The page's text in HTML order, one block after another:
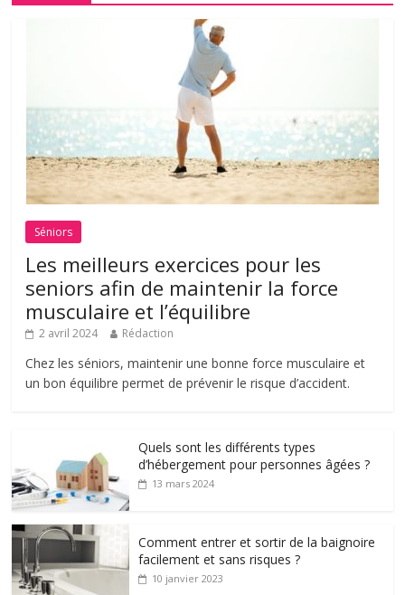
Séniors
Les meilleurs exercices pour les
seniors afin de maintenir la force
musculaire et l’équilibre
2 avril 2024 Rédaction
Chez les séniors, maintenir une bonne force musculaire et
un bon équilibre permet de prévenir le risque d’accident.
Quels sont les différents types
d’hébergement pour personnes âgées ?
13 mars 2024
Comment entrer et sortir de la baignoire
facilement et sans risques ?
10 janvier 2023